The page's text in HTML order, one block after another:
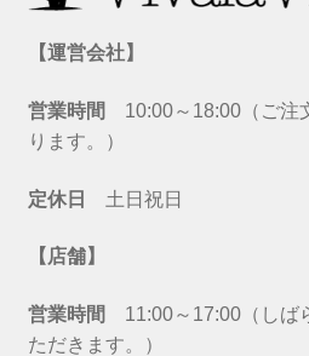
【運営会社】
営業時間 10:00～18:00（ご注
ります。）
定休日 土日祝日
【店舗】
営業時間 11:00～17:00（しば
ただきます。）